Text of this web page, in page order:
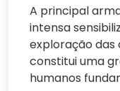
A principal
intensa
exploração das
constitui uma
humanos